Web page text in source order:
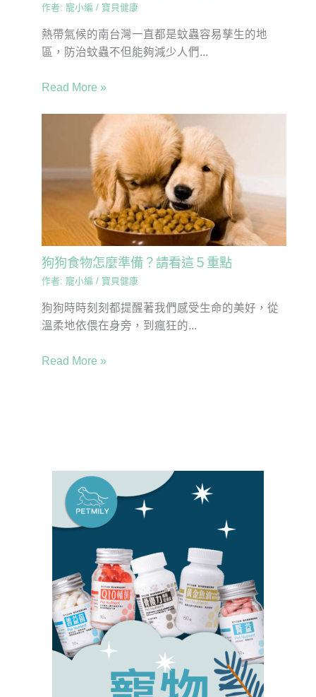
作者: 寵小編 / 寶貝健康
熱帶氣候的南台灣一直都是蚊蟲容易孳生的地
區，防治蚊蟲不但能夠減少人們...
Read More »
狗狗食物怎麼準備？請看這５重點
作者: 寵小編 / 寶貝健康
狗狗時時刻刻都提醒著我們感受生命的美好，從
溫柔地依偎在身旁，到瘋狂的...
Read More »